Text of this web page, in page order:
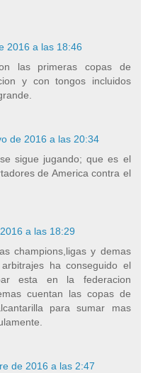
2016 a las 18:46
las primeras copas de
y con tongos incluidos
de 2016 a las 20:34
sigue jugando; que es el
de America contra el
a las 18:29
champions,ligas y demas
ha conseguido el
esta en la federacion
cuentan las copas de
para sumar mas
de 2016 a las 2:47